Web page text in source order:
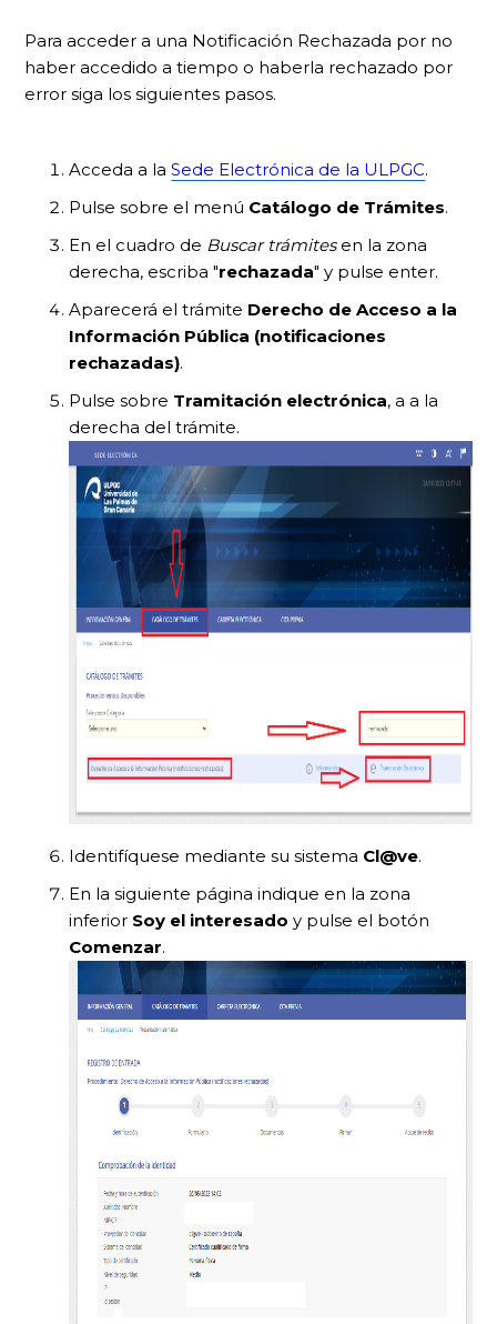
Para acceder a una Notificación Rechazada por no
haber accedido a tiempo o haberla rechazado por
error siga los siguientes pasos.
Acceda a laSede Electrónica de la ULPGC.
Pulse sobre el menú Catálogo de Trámites.
En el cuadro de Buscar trámitesen la zona
derecha, escriba "rechazada" y pulse enter.
Aparecerá el trámite Derecho de Acceso a la
Información Pública (notificaciones
rechazadas).
Pulse sobre Tramitación electrónica, a a la
derecha del trámite.
Identifíquese mediante su sistema Cl@ve.
En la siguiente página indique en la zona
inferior Soy el interesado y pulse el botón
Comenzar.